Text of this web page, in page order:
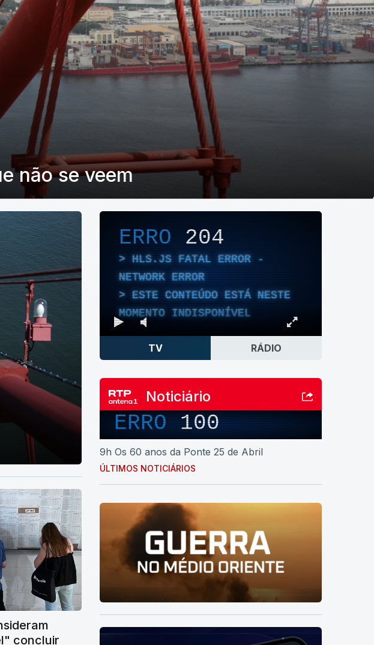
não se veem
concluir
Player de Áudio/Vídeo
ERRO 204
HLS.JS FATAL ERROR -
NETWORK ERROR
ESTE CONTEÚDO ESTÁ NESTE
MOMENTO INDISPONÍVEL
TV RÁDIO
Noticiário
ERRO100
9h Os 60 anos da Ponte 25 de Abril
ÚLTIMOS NOTICIÁRIOS